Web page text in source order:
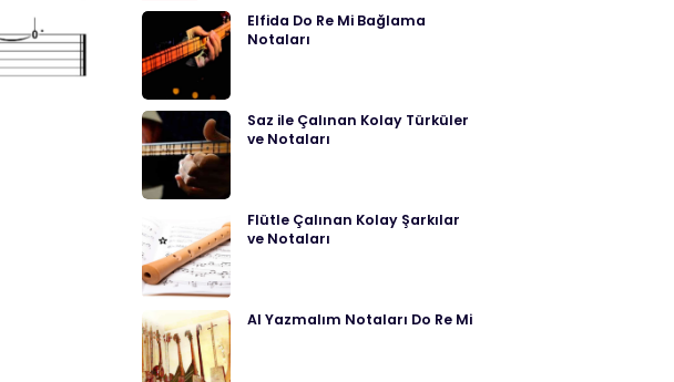
Elfida Do Re Mi Bağlama
Notaları
Saz ile Çalınan Kolay Türküler
ve Notaları
Flütle Çalınan Kolay Şarkılar
ve Notaları
Al Yazmalım Notaları Do Re Mi